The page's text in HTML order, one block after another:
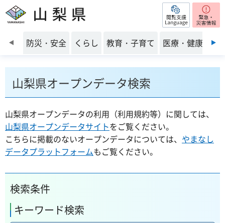
山梨県 閲覧支援
前のスライドを表示
防災・安全 くらし 教育・子育て 医療・健康・福
山梨県オープンデータ検索
山梨県オープンデータの利用（利用規約等）に関しては、
山梨県オープンデータサイトをご覧ください。
こちらに掲載のないオープンデータについては、 やまなし
データプラットフォームもご覧ください。
検索条件
キーワード検索